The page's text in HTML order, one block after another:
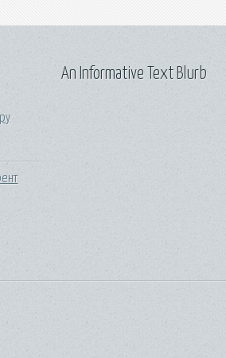
An Informative Text Blurb